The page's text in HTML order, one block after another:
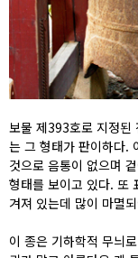
보물 제393호로 지정된
는 그 형태가 판이하다.
것으로 음통이 없으며
형태를 보이고 있다. 또
겨져 있는데 많이 마멸
이 종은 기하학적 무늬